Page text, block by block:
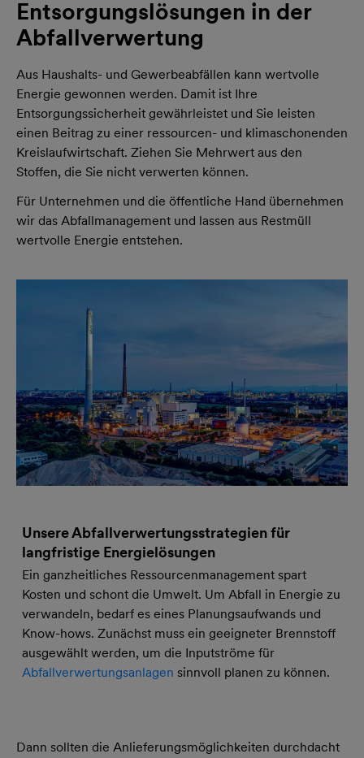
Entsorgungslösungen in der
Abfallverwertung
Aus Haushalts- und Gewerbeabfällen kann wertvolle
Energie gewonnen werden. Damit ist Ihre
Entsorgungssicherheit gewährleistet und Sie leisten
einen Beitrag zu einer ressourcen- und klimaschonenden
Kreislaufwirtschaft. Ziehen Sie Mehrwert aus den
Stoffen, die Sie nicht verwerten können.
Für Unternehmen und die öffentliche Hand übernehmen
wir das Abfallmanagement und lassen aus Restmüll
wertvolle Energie entstehen.
Unsere Abfallverwertungsstrategien für
langfristige Energielösungen
Ein ganzheitliches Ressourcenmanagement spart
Kosten und schont die Umwelt. Um Abfall in Energie zu
verwandeln, bedarf es eines Planungsaufwands und
Know-hows. Zunächst muss ein geeigneter Brennstoff
ausgewählt werden, um die Inputströme für
Abfallverwertungsanlagen sinnvoll planen zu können.
Dann sollten die Anlieferungsmöglichkeiten durchdacht